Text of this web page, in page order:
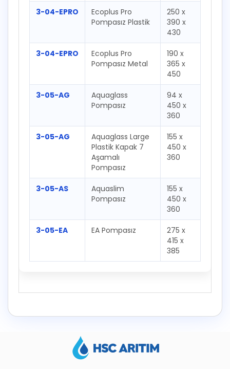
3-04-EPRO
Ecoplus Pro
Pompasız Plastik
250 x
390 x
430
3-04-EPRO
Ecoplus Pro
Pompasız Metal
190 x
365 x
450
3-05-AG
Aquaglass
Pompasız
94 x
450 x
360
3-05-AG
Aquaglass Large
Plastik Kapak 7
Aşamalı
Pompasız
155 x
450 x
360
3-05-AS
Aquaslim
Pompasız
155 x
450 x
360
3-05-EA EA Pompasız
275 x
415 x
385